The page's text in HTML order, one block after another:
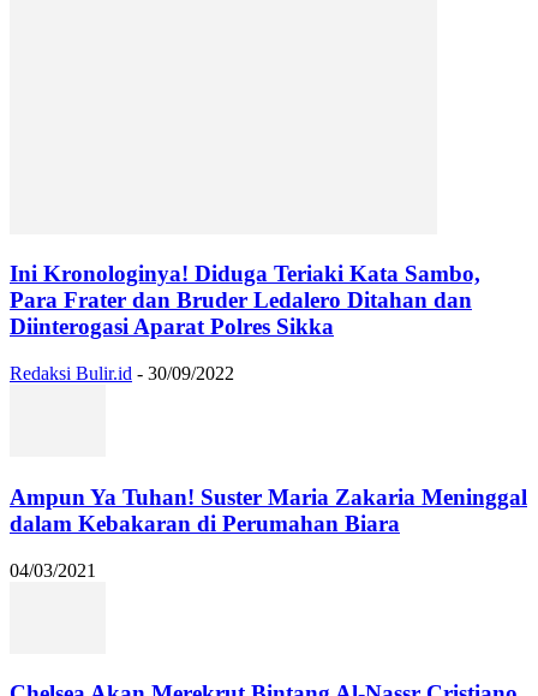
Ini Kronologinya! Diduga Teriaki Kata Sambo,
Para Frater dan Bruder Ledalero Ditahan dan
Diinterogasi Aparat Polres Sikka
Redaksi Bulir.id - 30/09/2022
Ampun Ya Tuhan! Suster Maria Zakaria Meninggal
dalam Kebakaran di Perumahan Biara
04/03/2021